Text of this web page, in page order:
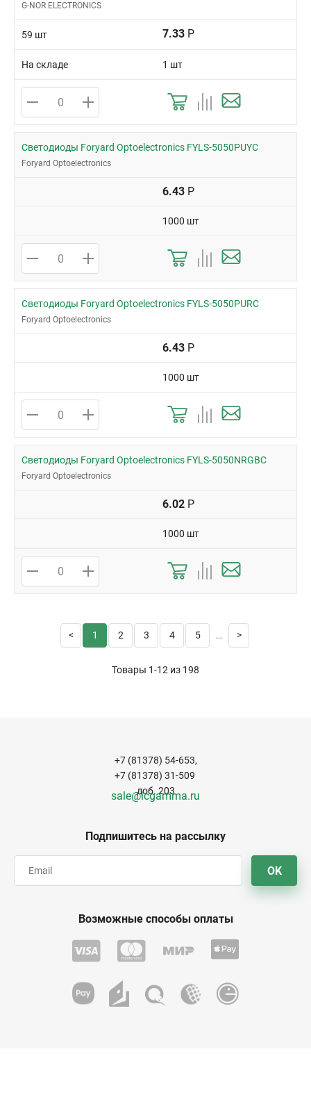
G-NOR ELECTRONICS
59 шт 7.33 Р
На складе 1 шт
Светодиоды Foryard Optoelectronics FYLS-5050PUYC
Foryard Optoelectronics
6.43 Р
1000 шт
Светодиоды Foryard Optoelectronics FYLS-5050PURC
Foryard Optoelectronics
6.43 Р
1000 шт
Светодиоды Foryard Optoelectronics FYLS-5050NRGBC
Foryard Optoelectronics
6.02 Р
1000 шт
1 2 3 4 5 ...
Товары 1-12 из 198
Подпишитесь на рассылку
OK
+7 (81378) 54-653,
+7 (81378) 31-509
доб. 203
sale@icgamma.ru
Возможные способы оплаты